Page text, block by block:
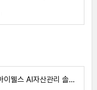
AI투자 하나은행 아이웰스 AI자산관리 솔루션 바로가기